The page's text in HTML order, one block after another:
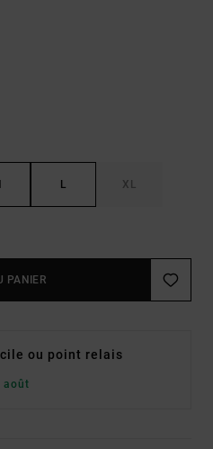
L XL
PANIER
ou point relais
août